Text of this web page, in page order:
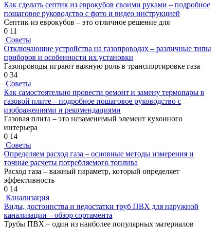
Как сделать септик из еврокубов своими руками – подробное
пошаговое руководство с фото и видео инструкцией
Септик из еврокубов – это отличное решение для
0 11
Советы
Отключающие устройства на газопроводах – различные типы
приборов и особенности их установки
Газопроводы играют важную роль в транспортировке газа
0 34
Советы
Как самостоятельно провести ремонт и замену термопары в
газовой плите – подробное пошаговое руководство с
изображениями и рекомендациями
Газовая плита – это незаменимый элемент кухонного
интерьера
0 14
Советы
Определяем расход газа – основные методы измерения и
точные расчеты потребляемого топлива
Расход газа – важный параметр, который определяет
эффективность
0 14
Канализация
Виды, достоинства и недостатки труб ПВХ для наружной
канализации – обзор сортамента
Трубы ПВХ – один из наиболее популярных материалов